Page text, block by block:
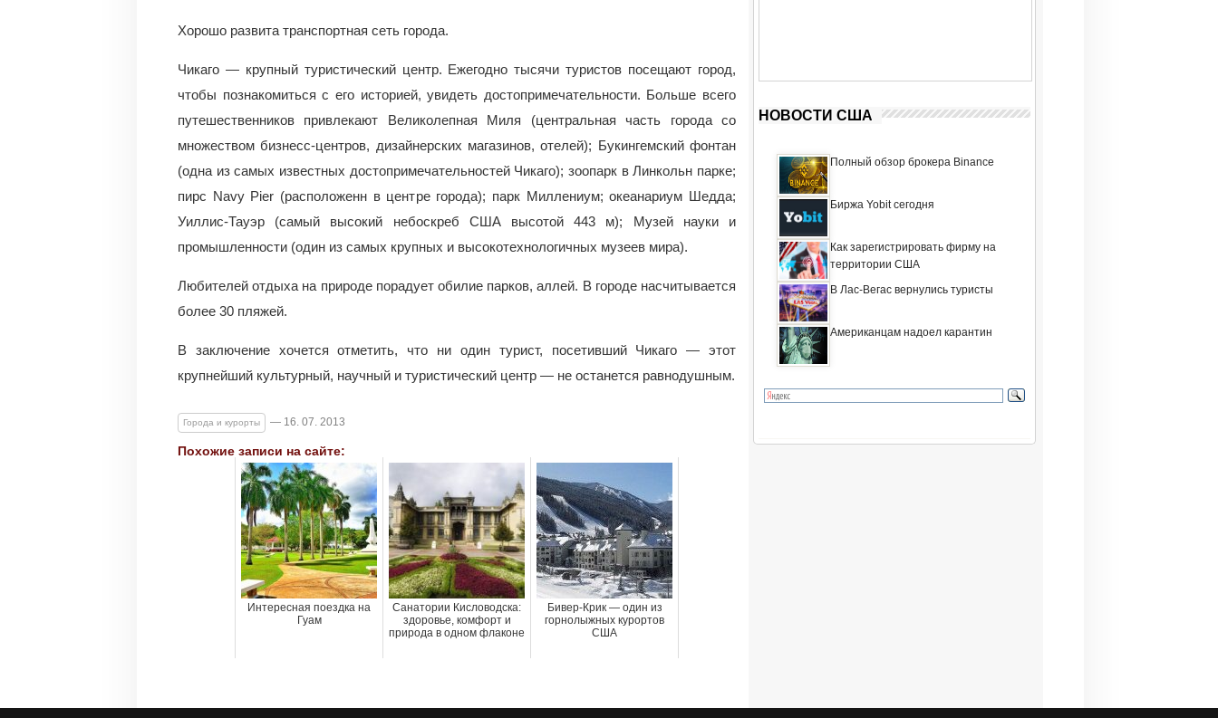
Хорошо развита транспортная сеть города.
Чикаго — крупный туристический центр. Ежегодно тысячи туристов посещают город,
чтобы познакомиться с его историей, увидеть достопримечательности. Больше всего
путешественников привлекают Великолепная Миля (центральная часть города со
множеством бизнесс-центров, дизайнерских магазинов, отелей); Букингемский фонтан
(одна из самых известных достопримечательностей Чикаго); зоопарк в Линкольн парке;
пирс Navy Pier (расположенн в центре города); парк Миллениум; океанариум Шедда;
Уиллис-Тауэр (самый высокий небоскреб США высотой 443 м); Музей науки и
промышленности (один из самых крупных и высокотехнологичных музеев мира).
Любителей отдыха на природе порадует обилие парков, аллей. В городе насчитывается
более 30 пляжей.
В заключение хочется отметить, что ни один турист, посетивший Чикаго — этот
крупнейший культурный, научный и туристический центр — не останется равнодушным.
Города и курорты — 16. 07. 2013
Похожие записи на сайте:
Интересная поездка на
Гуам
Санатории Кисловодска:
здоровье, комфорт и
природа в одном флаконе
Бивер-Крик — один из
горнолыжных курортов
США
НОВОСТИ США
Полный обзор брокера Binance
Биржа Yobit сегодня
Как зарегистрировать фирму на
территории США
В Лас-Вегас вернулись туристы
Американцам надоел карантин